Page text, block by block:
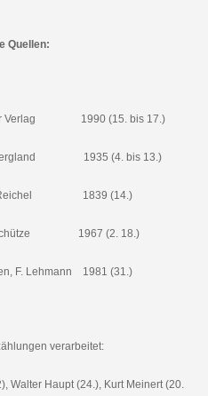
Quellen:
Verlag 1990 (15. bis 17.)
Bergland 1935 (4. bis 13.)
Reichel 1839 (14.)
T. Schütze 1967 (2. 18.)
F. Lehmann 1981 (31.)
verarbeitet:
Walter Haupt (24.), Kurt Meinert (20.